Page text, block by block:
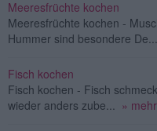
Meeresfrüchte kochen
Meeresfrüchte kochen -
Hummer sind besondere De...
Fisch kochen
Fisch kochen - Fisch
wieder anders zube... » mehr